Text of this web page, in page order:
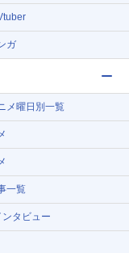
ガ
メ曜日別一覧
一覧
タビュー